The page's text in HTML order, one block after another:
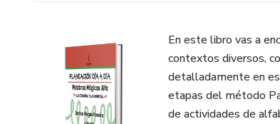
En este libro vas a
contextos diversos,
detalladamente en
etapas del método
de actividades de